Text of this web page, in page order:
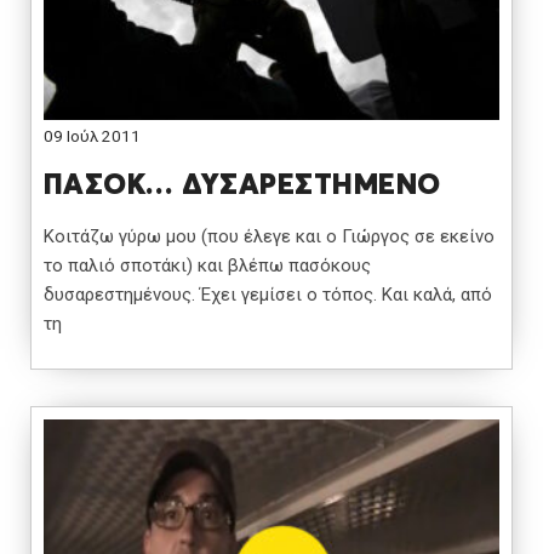
09 Ιούλ 2011
ΠΑΣΟΚ… ΔΥΣΑΡΕΣΤΗΜΕΝΟ
Κοιτάζω γύρω μου (που έλεγε και ο Γιώργος σε εκείνο
το παλιό σποτάκι) και βλέπω πασόκους
δυσαρεστημένους. Έχει γεμίσει ο τόπος. Και καλά, από
τη